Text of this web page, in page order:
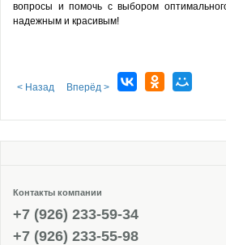
вопросы и помочь с выбором
надежным и красивым!
< Назад Вперёд >
Контакты компании
+7 (926) 233-59-34
+7 (926) 233-55-98